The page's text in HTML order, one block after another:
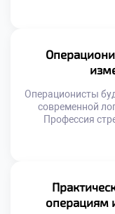
программа
реальный
Логистическая
развития и
здесь
Операционисты
современной
Профессия
прошлое
Гуманитарный
звучание.
постоянным
операциям